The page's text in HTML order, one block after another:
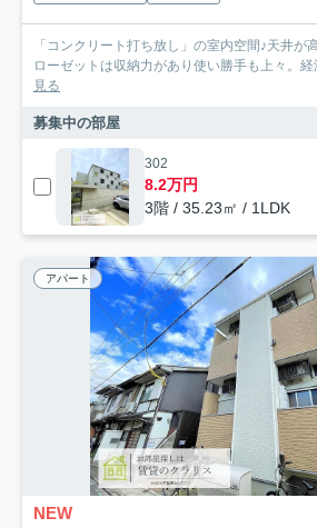
「コンクリート打ち放し」の室内空間♪天井が
ローゼットは収納力があり使い勝手も上々。
見る
募集中の部屋
302
8.2万円
3階 / 35.23㎡ / 1LDK
アパート
NEW